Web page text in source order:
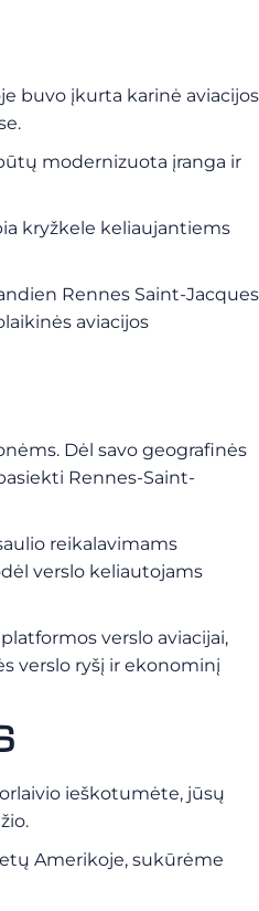
buvo įkurta karinė aviacijos
modernizuota įranga ir
kryžkele keliaujantiems
Rennes Saint-Jacques
aviacijos
Dėl savo geografinės
Rennes-Saint-
reikalavimams
verslo keliautojams
verslo aviacijai,
verslo ryšį ir ekonominį
ieškotumėte, jūsų
Amerikoje, sukūrėme